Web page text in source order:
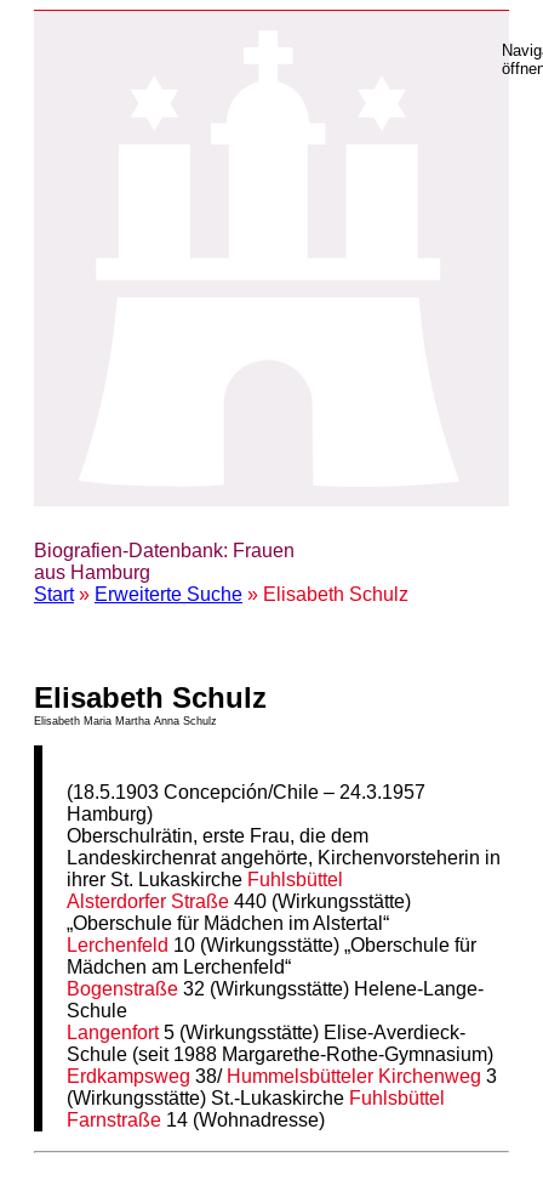
Biografien-Datenbank: Frauen
aus Hamburg
Start» Erweiterte Suche » Elisabeth Schulz
Elisabeth Schulz
Elisabeth Maria Martha Anna Schulz
(18.5.1903 Concepción/Chile – 24.3.1957
Hamburg)
Oberschulrätin, erste Frau, die dem
Landeskirchenrat angehörte, Kirchenvorsteherin in
ihrer St. Lukaskirche Fuhlsbüttel
Alsterdorfer Straße 440 (Wirkungsstätte)
„Oberschule für Mädchen im Alstertal“
Lerchenfeld 10 (Wirkungsstätte) „Oberschule für
Mädchen am Lerchenfeld“
Bogenstraße 32 (Wirkungsstätte) Helene-Lange-
Schule
Langenfort5 (Wirkungsstätte) Elise-Averdieck-
Schule (seit 1988 Margarethe-Rothe-Gymnasium)
Erdkampsweg 38/ Hummelsbütteler Kirchenweg 3
(Wirkungsstätte) St.-Lukaskirche Fuhlsbüttel
Farnstraße 14 (Wohnadresse)